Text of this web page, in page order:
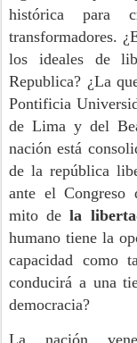
histórica para
transformadores.
los ideales de
Republica? ¿La
Pontificia
de Lima y del
nación está
de la república
ante el Congreso
mito dela
humano tiene la
capacidad como
conducirá a una
democracia?